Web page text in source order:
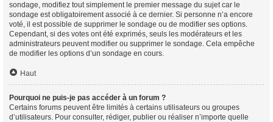
sondage, modifiez tout simplement le premier message du sujet car le
sondage est obligatoirement associé à ce dernier. Si personne n’a encore
voté, il est possible de supprimer le sondage ou de modifier ses options.
Cependant, si des votes ont été exprimés, seuls les modérateurs et les
administrateurs peuvent modifier ou supprimer le sondage. Cela empêche
de modifier les options d’un sondage en cours.
Haut
Pourquoi ne puis-je pas accéder à un forum ?
Certains forums peuvent être limités à certains utilisateurs ou groupes
d’utilisateurs. Pour consulter, rédiger, publier ou réaliser n’importe quelle